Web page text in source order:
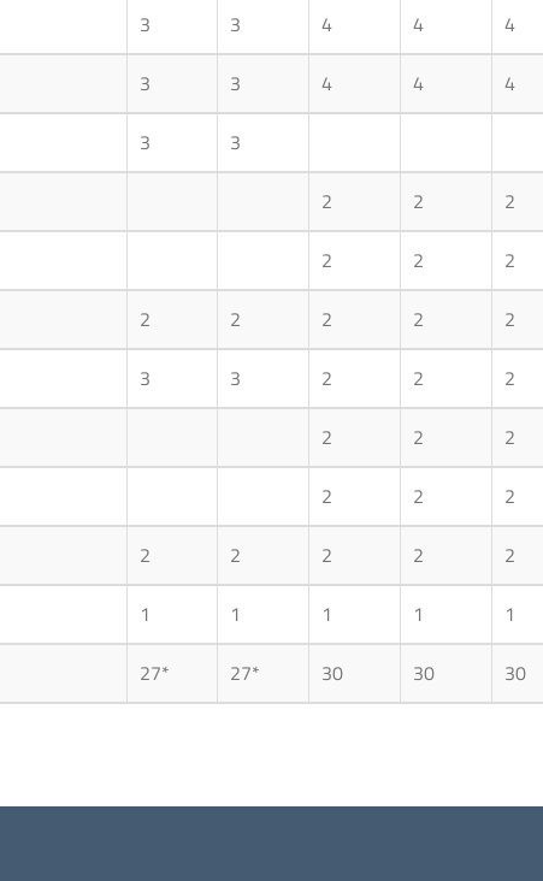
3 3 4 4 4
3 3 4 4 4
3 3
2 2 2
2 2 2
2 2 2 2 2
3 3 2 2 2
2 2 2
2 2 2
2 2 2 2 2
1 1 1 1 1
27* 27* 30 30 30